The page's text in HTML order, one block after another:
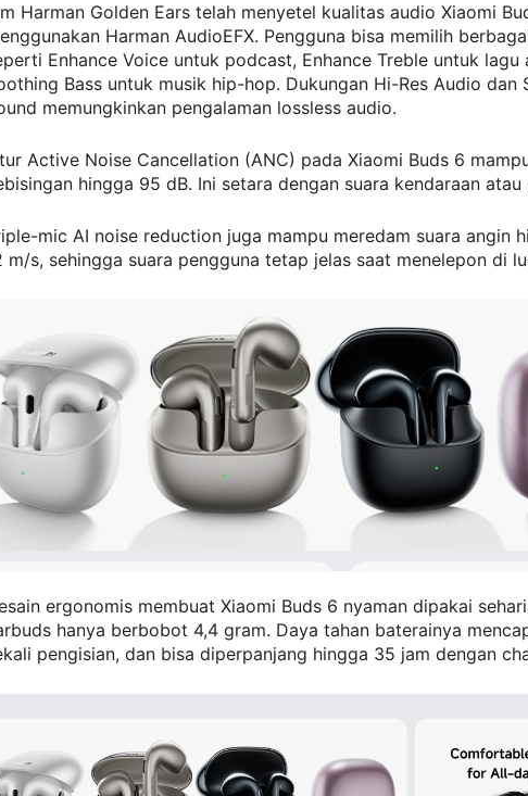
Harman Golden Ears telah menyetel kualitas audio Xiaomi
Harman AudioEFX. Pengguna bisa memilih
Enhance Voice untuk podcast, Enhance Treble untuk lagu
Bass untuk musik hip-hop. Dukungan Hi-Res Audio dan
memungkinkan pengalaman lossless audio.
Active Noise Cancellation (ANC) pada Xiaomi Buds 6
hingga 95 dB. Ini setara dengan suara kendaraan
mic AI noise reduction juga mampu meredam suara angin
m/s, sehingga suara pengguna tetap jelas saat menelepon di
ergonomis membuat Xiaomi Buds 6 nyaman dipakai
hanya berbobot 4,4 gram. Daya tahan baterainya
pengisian, dan bisa diperpanjang hingga 35 jam dengan